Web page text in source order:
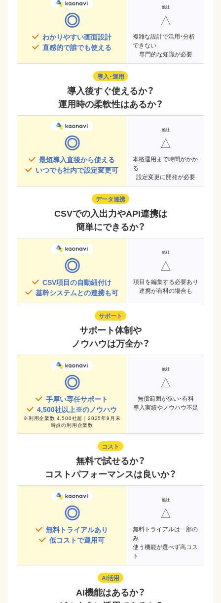
◎
わかりやすい画面設計
直感的で誰でも使える
△
複雑な設計で活用・分析
できない
専門的な知識が必要
導入・運用
導入後すぐ使えるか？
運用時の柔軟性はあるか？
◎
最短導入直後から使える
いつでも社内で設定変更可
△
本格運用まで時間がかか
る
設定変更に開発が必要
データ連携
CSVでの入出力やAPI連携は
簡単にできるか？
◎
CSV項目の自動紐付け
基幹システムとの連携も可
△
項目を編集する必要あり
連携が有料の場合も
サポート
サポート体制や
ノウハウは万全か？
◎
手厚い専任サポート
4,500社以上※のノウハウ
※利用企業数 4,500社超｜2025年9月末
時点の利用企業数
△
無償範囲が狭い・有料
導入実績やノウハウ不足
コスト
無料で試せるか？
コストパフォーマンスは良いか？
◎
無料トライアルあり
低コストで運用可
△
無料トライアルは一部の
み
使う機能が選べず高コス
ト
AI活用
AI機能はあるか？